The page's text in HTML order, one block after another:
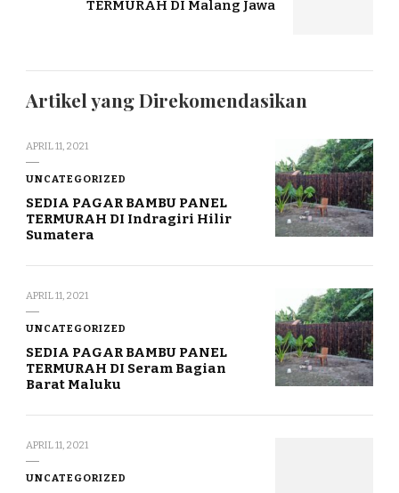
TERMURAH DI Malang Jawa
Artikel yang Direkomendasikan
APRIL 11, 2021
UNCATEGORIZED
SEDIA PAGAR BAMBU PANEL
TERMURAH DI Indragiri Hilir
Sumatera
APRIL 11, 2021
UNCATEGORIZED
SEDIA PAGAR BAMBU PANEL
TERMURAH DI Seram Bagian
Barat Maluku
APRIL 11, 2021
UNCATEGORIZED